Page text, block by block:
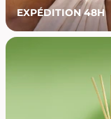
EXPÉDITION 48H